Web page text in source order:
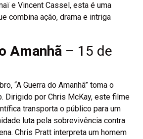
e Vincent Cassel, esta é uma
combina ação, drama e intriga
Amanhã – 15 de
“A Guerra do Amanhã” toma o
Dirigido por Chris McKay, este filme
transporta o público para um
luta pela sobrevivência contra
Chris Pratt interpreta um homem